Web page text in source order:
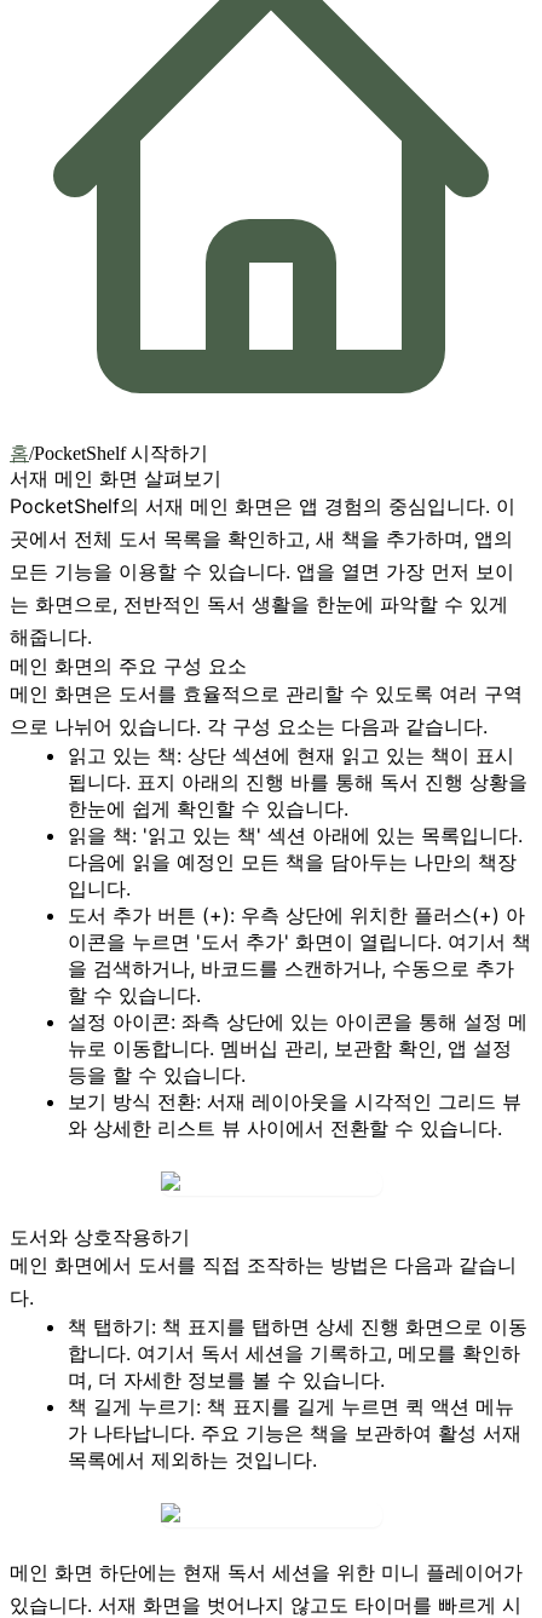
홈/PocketShelf 시작하기
서재 메인 화면 살펴보기
PocketShelf의 서재 메인 화면은 앱 경험의 중심입니다. 이
곳에서 전체 도서 목록을 확인하고, 새 책을 추가하며, 앱의
모든 기능을 이용할 수 있습니다. 앱을 열면 가장 먼저 보이
는 화면으로, 전반적인 독서 생활을 한눈에 파악할 수 있게
해줍니다.
메인 화면의 주요 구성 요소
메인 화면은 도서를 효율적으로 관리할 수 있도록 여러 구역
으로 나뉘어 있습니다. 각 구성 요소는 다음과 같습니다.
읽고 있는 책: 상단 섹션에 현재 읽고 있는 책이 표시
됩니다. 표지 아래의 진행 바를 통해 독서 진행 상황을
한눈에 쉽게 확인할 수 있습니다.
읽을 책: '읽고 있는 책' 섹션 아래에 있는 목록입니다.
다음에 읽을 예정인 모든 책을 담아두는 나만의 책장
입니다.
도서 추가 버튼 (+): 우측 상단에 위치한 플러스(+) 아
이콘을 누르면 '도서 추가' 화면이 열립니다. 여기서 책
을 검색하거나, 바코드를 스캔하거나, 수동으로 추가
할 수 있습니다.
설정 아이콘: 좌측 상단에 있는 아이콘을 통해 설정 메
뉴로 이동합니다. 멤버십 관리, 보관함 확인, 앱 설정
등을 할 수 있습니다.
보기 방식 전환: 서재 레이아웃을 시각적인 그리드 뷰
와 상세한 리스트 뷰 사이에서 전환할 수 있습니다.
도서와 상호작용하기
메인 화면에서 도서를 직접 조작하는 방법은 다음과 같습니
다.
책 탭하기: 책 표지를 탭하면 상세 진행 화면으로 이동
합니다. 여기서 독서 세션을 기록하고, 메모를 확인하
며, 더 자세한 정보를 볼 수 있습니다.
책 길게 누르기: 책 표지를 길게 누르면 퀵 액션 메뉴
가 나타납니다. 주요 기능은 책을 보관하여 활성 서재
목록에서 제외하는 것입니다.
메인 화면 하단에는 현재 독서 세션을 위한 미니 플레이어가
있습니다. 서재 화면을 벗어나지 않고도 타이머를 빠르게 시